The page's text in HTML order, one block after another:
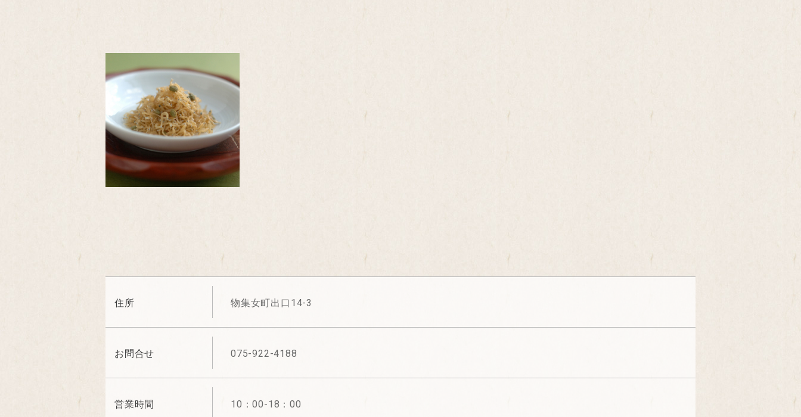
住所 物集女町出口14-3
お問合せ 075-922-4188
営業時間 10：00-18：00